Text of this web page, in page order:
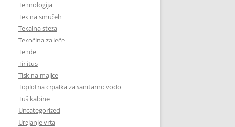
Tehnologija
Tek na smučeh
Tekalna steza
Tekočina za leče
Tende
Tinitus
Tisk na majice
Toplotna črpalka za sanitarno vodo
Tuš kabine
Uncategorized
Urejanje vrta